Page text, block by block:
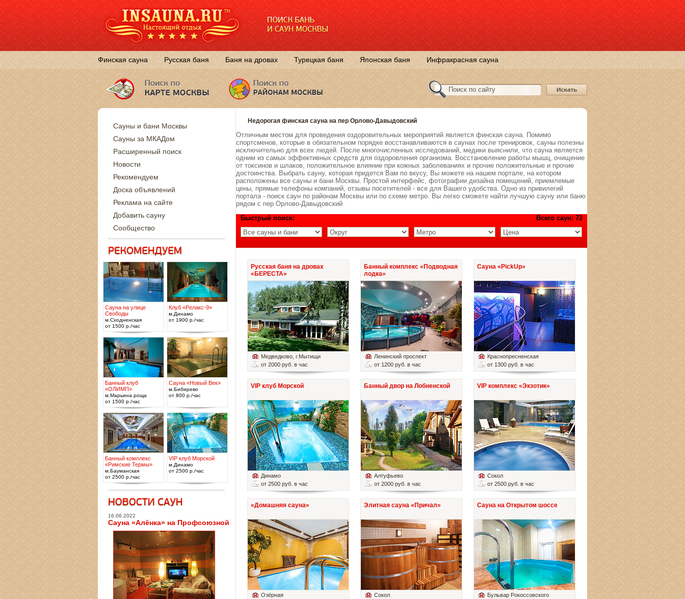
Финская сауна Русская баня Баня на дровах Турецкая баня Японская баня Инфракрасная сауна
Недорогая финская сауна на пер Орлово-Давыдовский
Отличным местом для проведения оздоровительных мероприятий является финская сауна. Помимо
спортсменов, которые в обязательном порядке восстанавливаются в саунах после тренировок, сауны полезны
исключительно для всех людей. После многочисленных исследований, медики выяснили, что сауна является
одним из самых эффективных средств для оздоровления организма. Восстановление работы мышц, очищение
от токсинов и шлаков, положительное влияние при кожных заболеваниях и прочие положительные и прочие
достоинства. Выбрать сауну, которая придется Вам по вкусу, Вы можете на нашем портале, на котором
расположены все сауны и бани Москвы. Простой интерфейс, фотографии дизайна помещений, приемлемые
цены, прямые телефоны компаний, отзывы посетителей - все для Вашего удобства. Одно из привилегий
портала - поиск саун по районам Москвы или по схеме метро. Вы легко сможете найти лучшую сауну или баню
рядом с пер Орлово-Давыдовский
Всего саун: 72
Быстрый поиск:
Русская баня на дровах
«БЕРЕСТА»
Медведково , г.Мытищи
от 2000 руб. в час
Банный комплекс «Подводная
лодка»
Ленинский проспект
от 1200 руб. в час
Сауна «PickUp»
Краснопресненская
от 1300 руб. в час
VIP клуб Морской
Динамо
от 2500 руб. в час
Банный двор на Лобненской
Алтуфьево
от 2000 руб. в час
VIP комплекс «Экзотик»
Сокол
от 2500 руб. в час
«Домашняя сауна»
Озёрная
Элитная сауна «Причал»
Сокол
Сауна на Открытом шоссе
Бульвар Рокоссовского
Сауны и бани Москвы
Сауны за МКАДом
Расширенный поиск
Новости
Рекомендуем
Доска объявлений
Реклама на сайте
Добавить сауну
Сообщество
Сауна на улице
Свободы
м.Сходненская
от 1500 р./час
Клуб «Релакс-9»
м.Динамо
от 1900 р./час
Банный клуб
«ОЛИМП»
м.Марьина роща
от 1500 р./час
Сауна «Новый Век»
м.Бибирево
от 800 р./час
Банный комплекс
«Римские Термы»
м.Бауманская
от 2500 р./час
VIP клуб Морской
м.Динамо
от 2500 р./час
16.06.2022
Сауна «Алёнка» на Профсоюзной